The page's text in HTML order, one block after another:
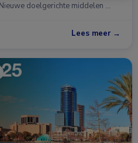
doelgerichte middelen …
Lees meer →